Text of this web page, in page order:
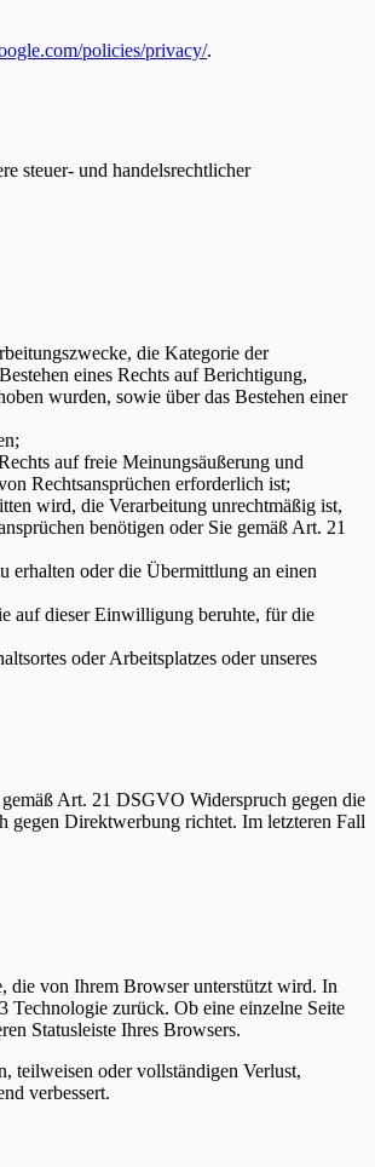
policies/privacy/.
steuer- und handelsrechtlicher
die Kategorie der
eines Rechts auf Berichtigung,
wurden, sowie über das Bestehen einer
auf freie Meinungsäußerung und
Rechtsansprüchen erforderlich ist;
wird, die Verarbeitung unrechtmäßig ist,
benötigen oder Sie gemäß Art. 21
erhalten oder die Übermittlung an einen
auf dieser Einwilligung beruhte, für die
oder Arbeitsplatzes oder unseres
Art. 21 DSGVO Widerspruch gegen die
gegen Direktwerbung richtet. Im letzteren Fall
die von Ihrem Browser unterstützt wird. In
Technologie zurück. Ob eine einzelne Seite
Statusleiste Ihres Browsers.
teilweisen oder vollständigen Verlust,
verbessert.